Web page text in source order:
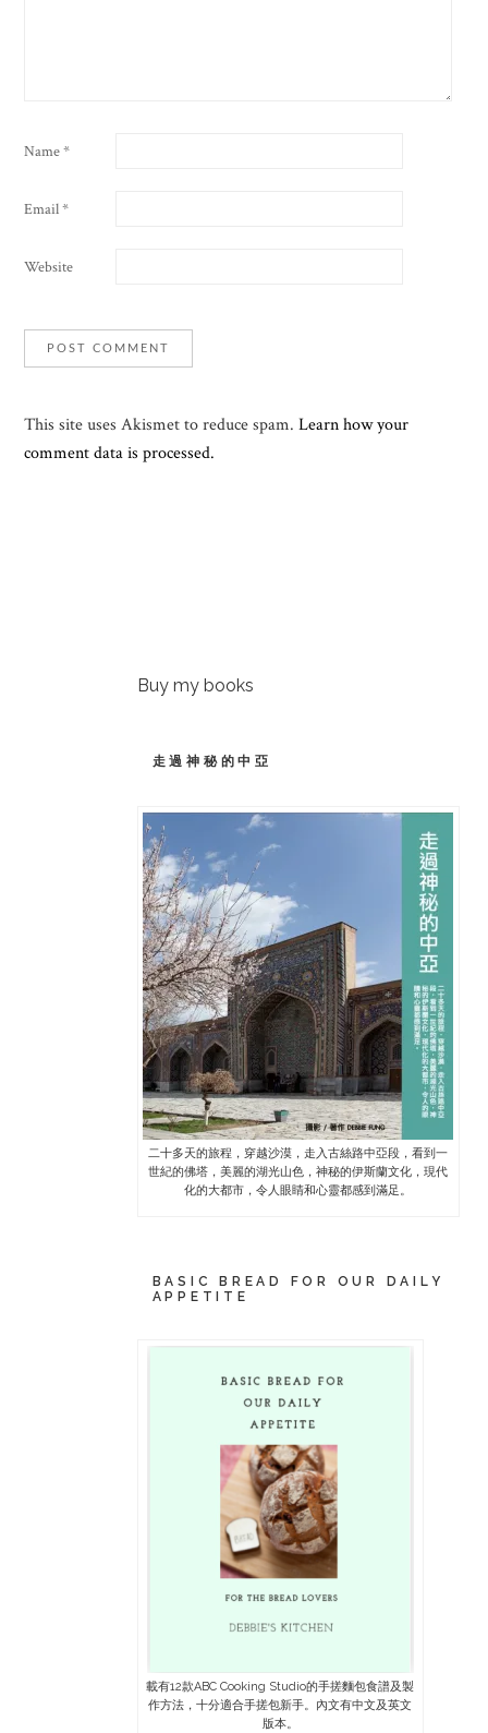
Name*
Email*
Website
This site uses Akismet to reduce spam.Learn how your
comment data is processed.
Buy my books
走過神秘的中亞
二十多天的旅程，穿越沙漠，走入古絲路中亞段，看到一
世紀的佛塔，美麗的湖光山色，神秘的伊斯蘭文化，現代
化的大都市，令人眼睛和心靈都感到滿足。
BASIC BREAD FOR OUR DAILY
APPETITE
載有12款ABC Cooking Studio的手搓麵包食譜及製
作方法，十分適合手搓包新手。內文有中文及英文
版本。